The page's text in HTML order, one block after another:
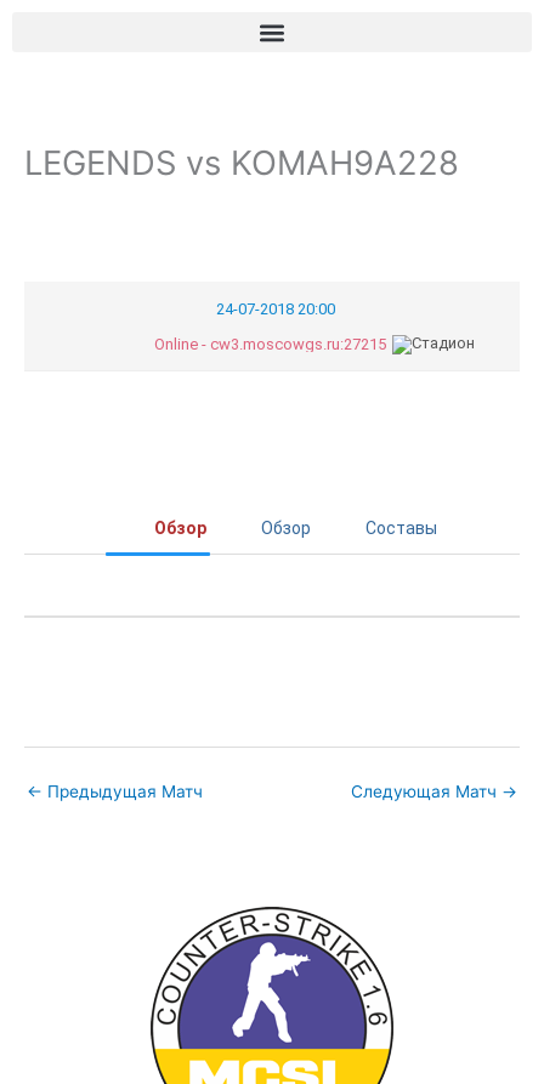
LEGENDS vs KOMAH9A228
24-07-2018 20:00
Online - cw3.moscowgs.ru:27215
Обзор Обзор Составы
← Предыдущая Матч Следующая Матч →